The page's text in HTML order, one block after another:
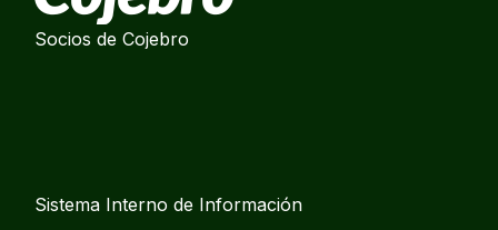
Socios de Cojebro
Sistema Interno de Información